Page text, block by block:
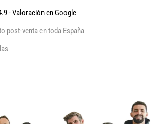
- Valoración en Google
post-venta en toda España